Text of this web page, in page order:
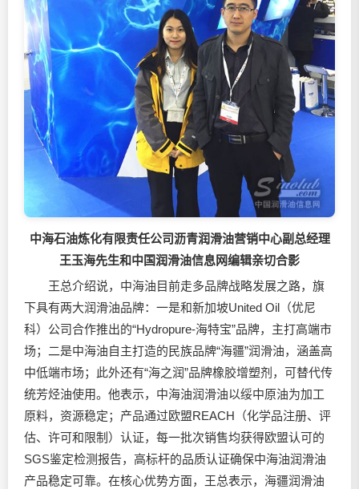
中海石油炼化有限责任公司沥青润滑油营销中心副总经理
王玉海先生和中国润滑油信息网编辑亲切合影
王总介绍说，中海油目前走多品牌战略发展之路，旗
下具有两大润滑油品牌：一是和新加坡United Oil（优尼
科）公司合作推出的“Hydropure-海特宝”品牌，主打高端市
场；二是中海油自主打造的民族品牌“海疆”润滑油，涵盖高
中低端市场；此外还有“海之润”品牌橡胶增塑剂，可替代传
统芳烃油使用。他表示，中海油润滑油以绥中原油为加工
原料，资源稳定；产品通过欧盟REACH（化学品注册、评
估、许可和限制）认证，每一批次销售均获得欧盟认可的
SGS鉴定检测报告，高标杆的品质认证确保中海油润滑油
产品稳定可靠。在核心优势方面，王总表示，海疆润滑油